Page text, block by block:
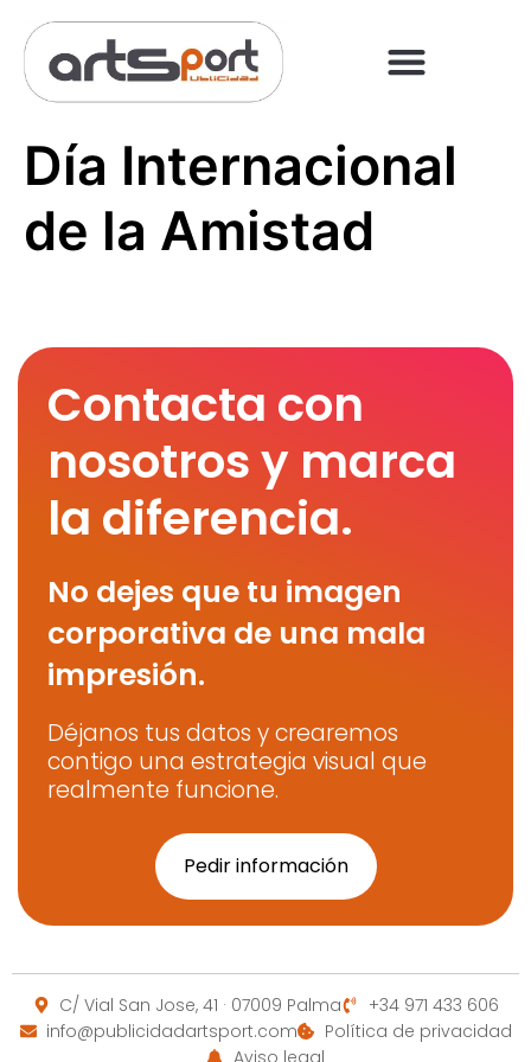
Día Internacional
de la Amistad
Contacta con
nosotros y marca
la diferencia.
No dejes que tu imagen
corporativa de una mala
impresión.
Déjanos tus datos y crearemos
contigo una estrategia visual que
realmente funcione.
Pedir información
C/ Vial San Jose, 41 · 07009 Palma
+34 971 433 606
info@publicidadartsport.com
Política de privacidad